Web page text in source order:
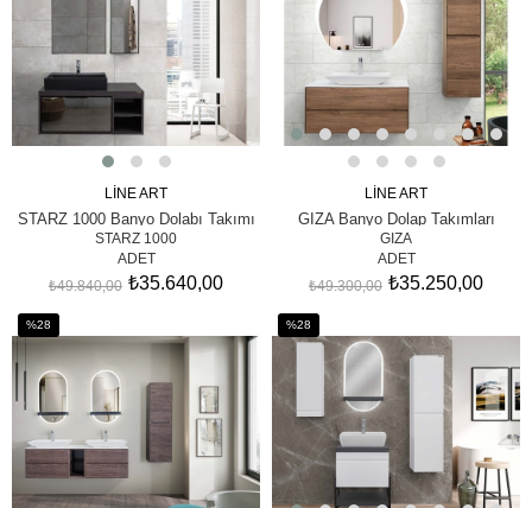
SEPETE EKLE
LİNE ART
STARZ 1000 Banyo Dolabı Takımı
STARZ 1000
ADET
₺35.640,00
₺49.840,00
SEPETE EKLE
LİNE ART
GIZA Banyo Dolap Takımları
GIZA
ADET
₺35.250,00
₺49.300,00
%28
%28İndirim
%28
%28İndirim